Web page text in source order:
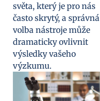
světa, který je pro nás
často skrytý, a správná
volba nástroje může
dramaticky ovlivnit
výsledky vašeho
výzkumu.